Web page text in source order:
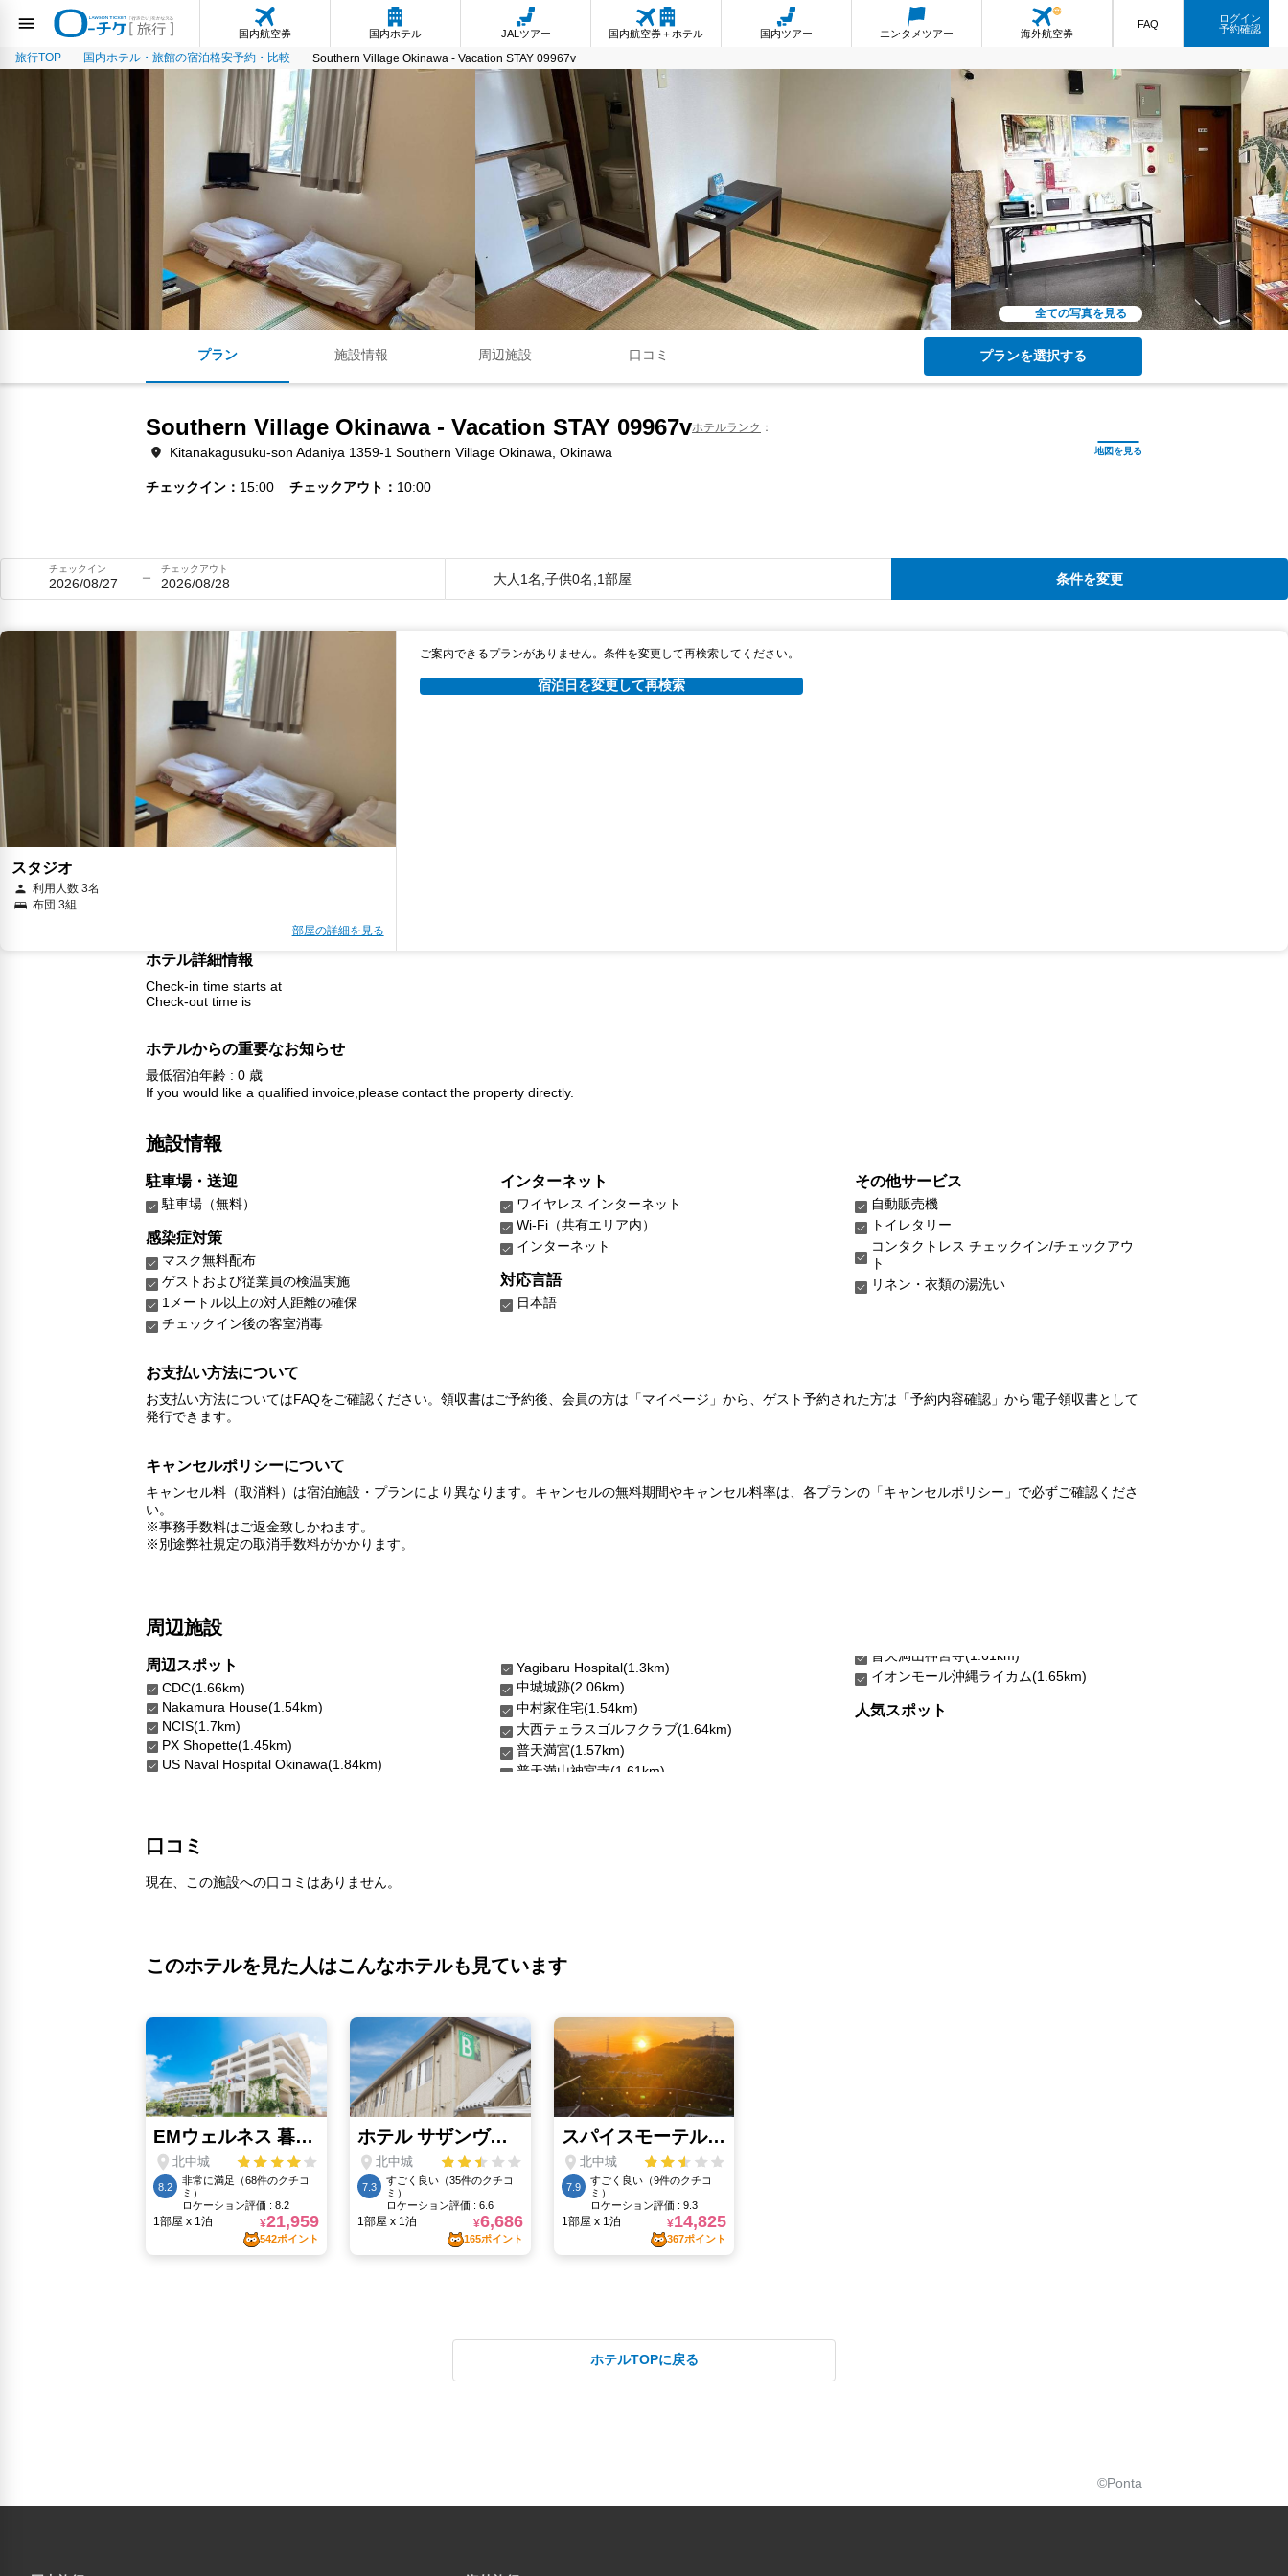
国内航空券 国内ホテル JALツアー 国内航空券＋ホテル 国内ツアー エンタメツアー 海外航空券
FAQ
ログイン
予約確認
旅行TOP 国内ホテル・旅館の宿泊格安予約・比較 Southern Village Okinawa - Vacation STAY 09967v
全ての写真を見る
プラン 施設情報 周辺施設 口コミ プランを選択する
Southern Village Okinawa - Vacation STAY 09967vホテルランク
Kitanakagusuku-son Adaniya 1359-1 Southern Village Okinawa, Okinawa
チェックイン 15:00 チェックアウト 10:00
チェックイン
2026/08/27
チェックアウト
2026/08/28 大人1名,子供0名,1部屋 条件を変更
スタジオ
利用人数 3名
布団 3組
部屋の詳細を見る
ご案内できるプランがありません。条件を変更して再検索してください。
宿泊日を変更して再検索
ホテル詳細情報
Check-in time starts at
Check-out time is
ホテルからの重要なお知らせ
最低宿泊年齢 : 0 歳
If you would like a qualified invoice,please contact the property directly.
施設情報
駐車場・送迎
駐車場（無料）
感染症対策
マスク無料配布
ゲストおよび従業員の検温実施
1メートル以上の対人距離の確保
チェックイン後の客室消毒
インターネット
ワイヤレス インターネット
Wi-Fi（共有エリア内）
インターネット
対応言語
日本語
その他サービス
自動販売機
トイレタリー
コンタクトレス チェックイン/チェックアウ
ト
リネン・衣類の湯洗い
お支払い方法について
お支払い方法についてはFAQをご確認ください。領収書はご予約後、会員の方は「マイページ」から、ゲスト予約された方は「予約内容確認」から電子領収書として
発行できます。
キャンセルポリシーについて
キャンセル料（取消料）は宿泊施設・プランにより異なります。キャンセルの無料期間やキャンセル料率は、各プランの「キャンセルポリシー」で必ずご確認くださ
い。
※事務手数料はご返金致しかねます。
※別途弊社規定の取消手数料がかかります。
周辺施設
周辺スポット
CDC(1.66km)
Nakamura House(1.54km)
NCIS(1.7km)
PX Shopette(1.45km)
US Naval Hospital Okinawa(1.84km)
Yagibaru Hospital(1.3km)
中城城跡(2.06km)
中村家住宅(1.54km)
大西テェラスゴルフクラブ(1.64km)
普天満宮(1.57km)
普天満山神宮寺(1.61km)
イオンモール沖縄ライカム(1.65km)
人気スポット
口コミ
現在、この施設への口コミはありません。
このホテルを見た人はこんなホテルも見ています
ホテルTOPに戻る
©Ponta